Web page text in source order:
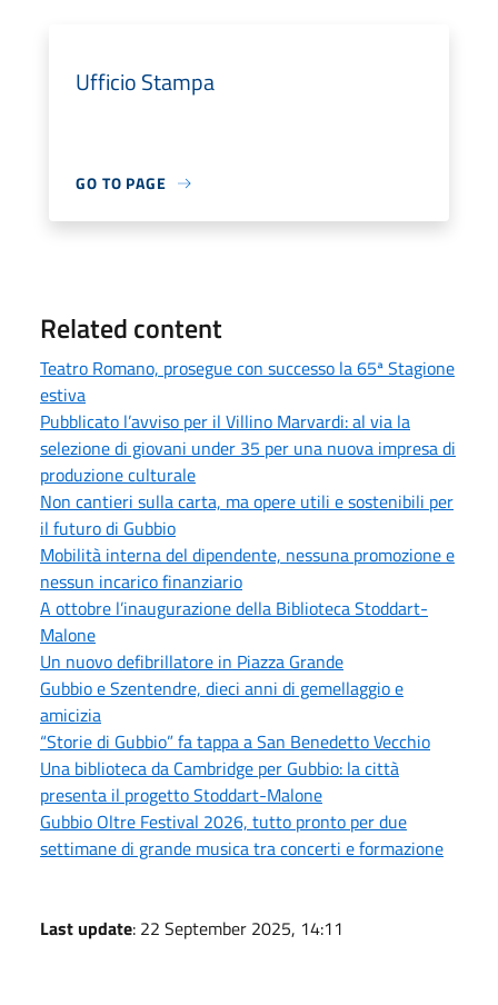
Ufficio Stampa
GO TO PAGE
Related content
Teatro Romano, prosegue con successo la 65ª Stagione
estiva
Pubblicato l’avviso per il Villino Marvardi: al via la
selezione di giovani under 35 per una nuova impresa di
produzione culturale
Non cantieri sulla carta, ma opere utili e sostenibili per
il futuro di Gubbio
Mobilità interna del dipendente, nessuna promozione e
nessun incarico finanziario
A ottobre l’inaugurazione della Biblioteca Stoddart-
Malone
Un nuovo defibrillatore in Piazza Grande
Gubbio e Szentendre, dieci anni di gemellaggio e
amicizia
“Storie di Gubbio” fa tappa a San Benedetto Vecchio
Una biblioteca da Cambridge per Gubbio: la città
presenta il progetto Stoddart-Malone
Gubbio Oltre Festival 2026, tutto pronto per due
settimane di grande musica tra concerti e formazione
Last update: 22 September 2025, 14:11